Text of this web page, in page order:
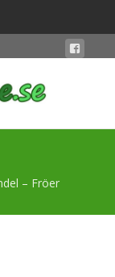
– Fröer